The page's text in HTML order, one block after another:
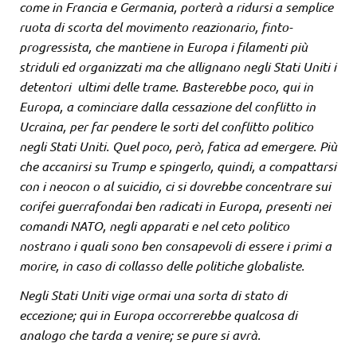
come in Francia e Germania, porterà a ridursi a semplice
ruota di scorta del movimento reazionario, finto-
progressista, che mantiene in Europa i filamenti più
striduli ed organizzati ma che allignano negli Stati Uniti i
detentori ultimi delle trame. Basterebbe poco, qui in
Europa, a cominciare dalla cessazione del conflitto in
Ucraina, per far pendere le sorti del conflitto politico
negli Stati Uniti. Quel poco, però, fatica ad emergere. Più
che accanirsi su Trump e spingerlo, quindi, a compattarsi
con i neocon o al suicidio, ci si dovrebbe concentrare sui
corifei guerrafondai ben radicati in Europa, presenti nei
comandi NATO, negli apparati e nel ceto politico
nostrano i quali sono ben consapevoli di essere i primi a
morire, in caso di collasso delle politiche globaliste.
Negli Stati Uniti vige ormai una sorta di stato di
eccezione; qui in Europa occorrerebbe qualcosa di
analogo che tarda a venire; se pure si avrà.